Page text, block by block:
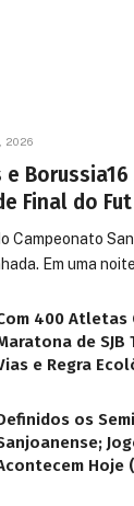
2026
Borussia16
Final do
Campeonato
Em uma
400 Atletas
de
e Regra
os
Hoje